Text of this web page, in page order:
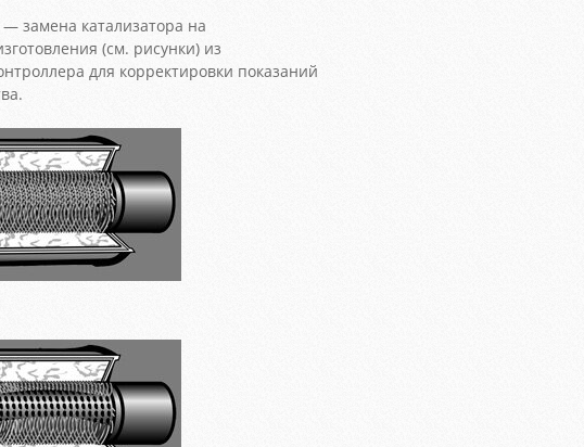
замена катализатора на
(см. рисунки) из
для корректировки показаний